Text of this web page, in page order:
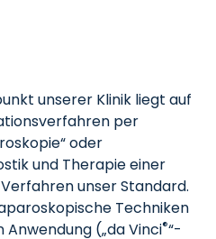
unserer Klinik liegt auf
per
oder
und Therapie einer
unser Standard.
Techniken
(„da Vinci®“-